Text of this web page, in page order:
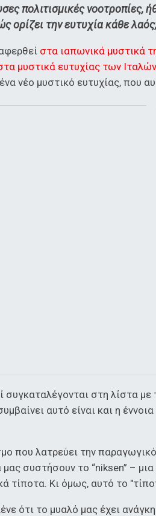
πολιτισμικές νοοτροπίες,
ορίζει την ευτυχία κάθε
στα ιαπωνικά μυστικά
μυστικά ευτυχίας των Ιταλών
νέο μυστικό ευτυχίας, που
συγκαταλέγονται στη λίστα
αυτό είναι και η
που λατρεύει την
μας συστήσουν το “niksen” –
τίποτα. Κι όμως, αυτό το
ότι το μυαλό μας έχει